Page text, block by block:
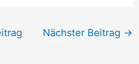
Nächster Beitrag →